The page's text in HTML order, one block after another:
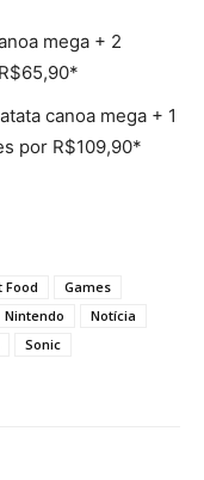
mega + 2
canoa mega + 1
por R$109,90*
Food
Games
Nintendo
Notícia
Sonic